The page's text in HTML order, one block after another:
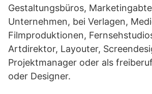
Gestaltungsbüros,
Unternehmen, bei Verlagen,
Filmproduktionen,
Artdirektor, Layouter,
Projektmanager oder als
oder Designer.